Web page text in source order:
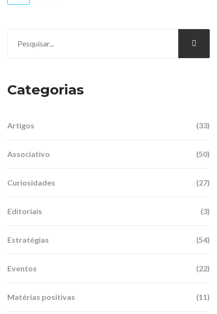
Categorias
Artigos (33)
Associativo (50)
Curiosidades (27)
Editoriais (3)
Estratégias (54)
Eventos (22)
Matérias positivas (11)